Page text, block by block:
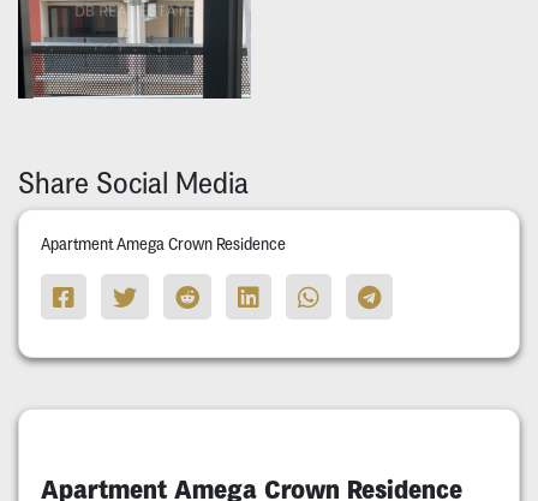
Share Social Media
Apartment Amega Crown Residence
Apartment Amega Crown Residence